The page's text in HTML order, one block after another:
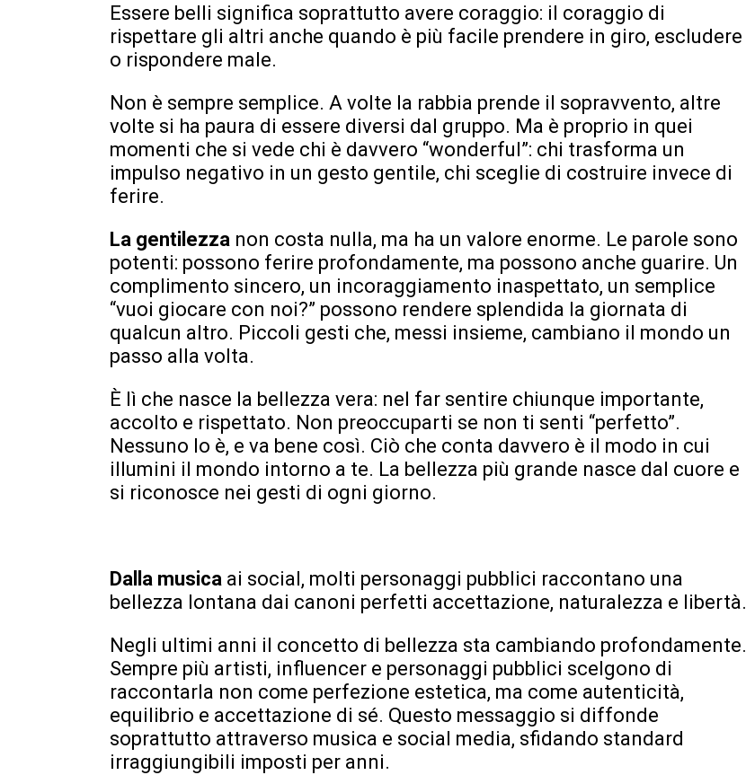
Essere belli significa soprattutto avere coraggio: il coraggio di
rispettare gli altri anche quando è più facile prendere in giro, escludere
o rispondere male.
Non è sempre semplice. A volte la rabbia prende il sopravvento, altre
volte si ha paura di essere diversi dal gruppo. Ma è proprio in quei
momenti che si vede chi è davvero “wonderful”: chi trasforma un
impulso negativo in un gesto gentile, chi sceglie di costruire invece di
ferire.
La gentilezza non costa nulla, ma ha un valore enorme. Le parole sono
potenti: possono ferire profondamente, ma possono anche guarire. Un
complimento sincero, un incoraggiamento inaspettato, un semplice
“vuoi giocare con noi?” possono rendere splendida la giornata di
qualcun altro. Piccoli gesti che, messi insieme, cambiano il mondo un
passo alla volta.
È lì che nasce la bellezza vera: nel far sentire chiunque importante,
accolto e rispettato. Non preoccuparti se non ti senti “perfetto”.
Nessuno lo è, e va bene così. Ciò che conta davvero è il modo in cui
illumini il mondo intorno a te. La bellezza più grande nasce dal cuore e
si riconosce nei gesti di ogni giorno.
Dalla musica ai social, molti personaggi pubblici raccontano una
bellezza lontana dai canoni perfetti accettazione, naturalezza e libertà.
Negli ultimi anni il concetto di bellezza sta cambiando profondamente.
Sempre più artisti, influencer e personaggi pubblici scelgono di
raccontarla non come perfezione estetica, ma come autenticità,
equilibrio e accettazione di sé. Questo messaggio si diffonde
soprattutto attraverso musica e social media, sfidando standard
irraggiungibili imposti per anni.